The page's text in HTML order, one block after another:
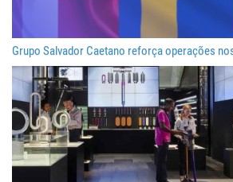
Grupo Salvador Caetano reforça operações